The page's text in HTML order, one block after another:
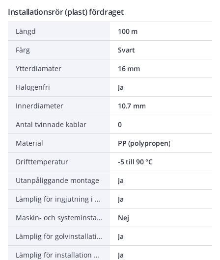
Installationsrör (plast) fördraget
Längd
100 m
Färg
Svart
Ytterdiamater
16 mm
Halogenfri
Ja
Innerdiameter
10.7 mm
Antal tvinnade kablar
0
Material
PP (polypropen)
Drifttemperatur
-5 till 90 °C
Utanpåliggande montage
Ja
Lämplig för ingjutning i betong
Ja
Maskin- och systeminstallation
Nej
Lämplig för golvinstallation (avjämningsmassa)
Ja
Lämplig för installation på trä
Ja